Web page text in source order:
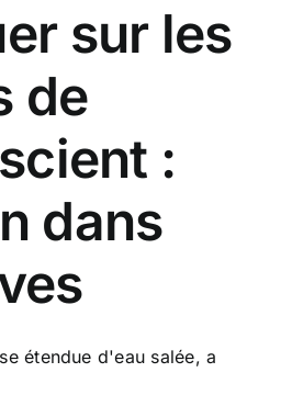
sur les
de
:
dans
étendue d'eau salée, a